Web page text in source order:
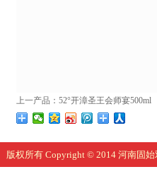
上一产品： 52°开漳圣王会师宴500ml
版权所有 Copyright © 2014 河南固